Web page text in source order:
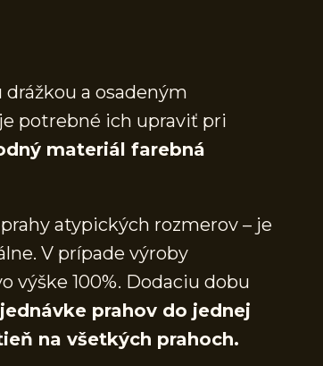
a osadeným
je potrebné ich upraviť pri
materiál farebná
atypických rozmerov – je
V prípade výroby
výške 100%. Dodaciu dobu
prahov do jednej
na všetkých prahoch.